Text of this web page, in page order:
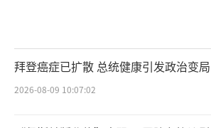
拜登癌症已扩散 总统健康引发政治变局
2026-08-09 10:07:02